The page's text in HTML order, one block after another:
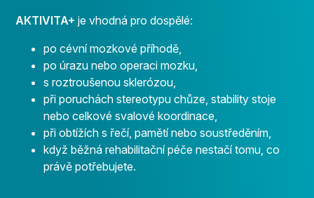
AKTIVITA+ je vhodná pro dospělé:
po cévní mozkové příhodě,
po úrazu nebo operaci mozku,
s roztroušenou sklerózou,
při poruchách stereotypu chůze, stability stoje
nebo celkové svalové koordinace,
při obtížích s řečí, pamětí nebo soustředěním,
když běžná rehabilitační péče nestačí tomu, co
právě potřebujete.